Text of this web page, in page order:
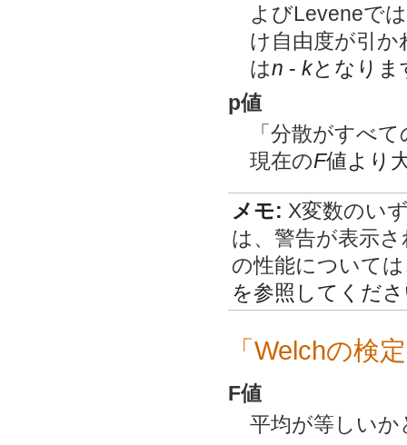
よびLeveneで
け自由度が引
はn - kとなりま
p値
「分散がすべ
現在のF値より
メモ: X変数のい
は、警告が表示
の性能について
を参照してくだ
「Welchの検
F値
平均が等しい